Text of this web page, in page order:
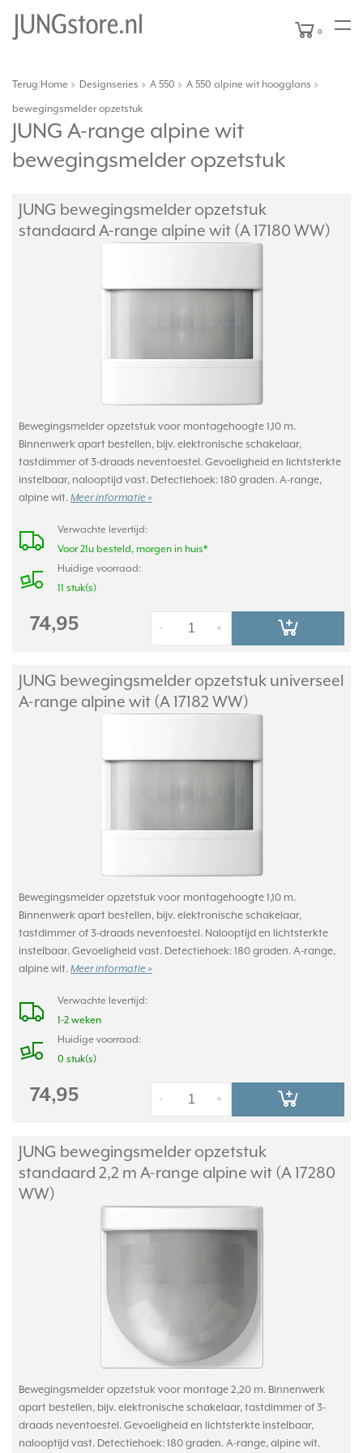
0
Terug Home Designseries A 550
A 550 alpine wit hoogglans
bewegingsmelder opzetstuk
JUNG A-range alpine wit
bewegingsmelder opzetstuk
JUNG bewegingsmelder opzetstuk
standaard A-range alpine wit (A 17180 WW)
Bewegingsmelder opzetstuk voor montagehoogte 1,10 m.
Binnenwerk apart bestellen, bijv. elektronische schakelaar,
tastdimmer of 3-draads neventoestel. Gevoeligheid en lichtsterkte
instelbaar, nalooptijd vast. Detectiehoek: 180 graden. A-range,
alpine wit. Meer informatie »
Verwachte levertijd:
Voor 21u besteld, morgen in huis*
Huidige voorraad:
11 stuk(s)
74,95 +
-
JUNG bewegingsmelder opzetstuk universeel
A-range alpine wit (A 17182 WW)
Bewegingsmelder opzetstuk voor montagehoogte 1,10 m.
Binnenwerk apart bestellen, bijv. elektronische schakelaar,
tastdimmer of 3-draads neventoestel. Nalooptijd en lichtsterkte
instelbaar. Gevoeligheid vast. Detectiehoek: 180 graden. A-range,
alpine wit. Meer informatie »
Verwachte levertijd:
1-2 weken
Huidige voorraad:
0 stuk(s)
74,95 +
-
JUNG bewegingsmelder opzetstuk
standaard 2,2 m A-range alpine wit (A 17280
WW)
Bewegingsmelder opzetstuk voor montage 2,20 m. Binnenwerk
apart bestellen, bijv. elektronische schakelaar, tastdimmer of 3-
draads neventoestel. Gevoeligheid en lichtsterkte instelbaar,
nalooptijd vast. Detectiehoek: 180 graden. A-range, alpine wit.